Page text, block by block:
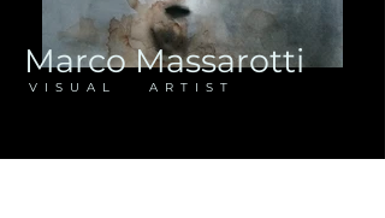
Marco Massarotti
V I S U A L A R T I S T